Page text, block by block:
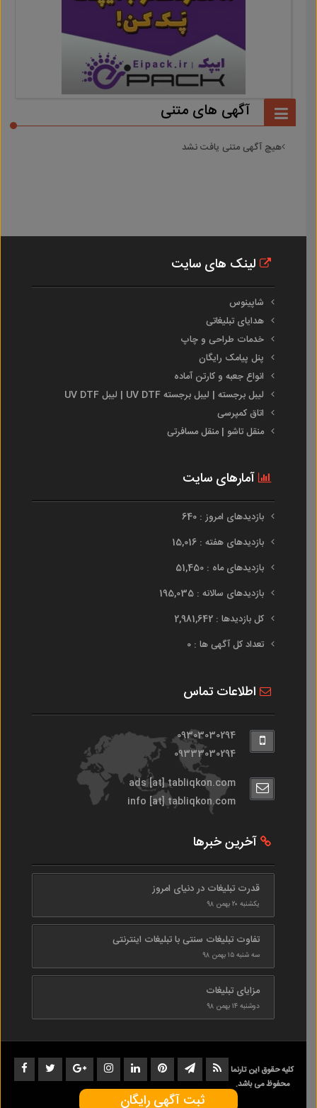
آگهی های متنی
هیچ آگهی متنی یافت نشد
لینک های سایت
شاپینوس
هدایای تبلیغاتی
خدمات طراحی و چاپ
پنل پیامک رایگان
انواع جعبه و کارتن آماده
لیبل برجسته | لیبل برجسته UV DTF | لیبل UV DTF
اتاق کمپرسی
منقل تاشو | منقل مسافرتی
آمارهای سایت
بازدیدهای امروز : 640
بازدیدهای هفته : 15,016
بازدیدهای ماه : 51,450
بازدیدهای سالانه : 195,035
کل بازدیدها : 2,981,642
تعداد کل آگهی ها : 0
اطلاعات تماس
09303030294
09333030294
ads [at] tabliqkon.com
info [at] tabliqkon.com
آخرین خبرها
قدرت تبلیغات در دنیای امروز
یکشنبه ۲۰ بهمن ۹۸
تفاوت تبلیغات سنتی با تبلیغات اینترنتی
سه شنبه ۱۵ بهمن ۹۸
مزایای تبلیغات
دوشنبه ۱۴ بهمن ۹۸
کلیه حقوق این تارنما
محفوظ می باشد.
1402-1398
ثبت آگهی رایگان